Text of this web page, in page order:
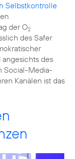
Selbstkontrolle
der O2
des Safer
des
Social-Media-
Kanälen ist das